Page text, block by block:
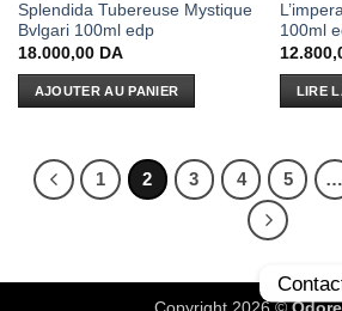
Splendida Tubereuse Mystique
Bvlgari 100ml edp
18.000,00 DA
AJOUTER AU PANIER
100ml
LIRE
1 2 3 4 5 …
Copyright 2026 ©